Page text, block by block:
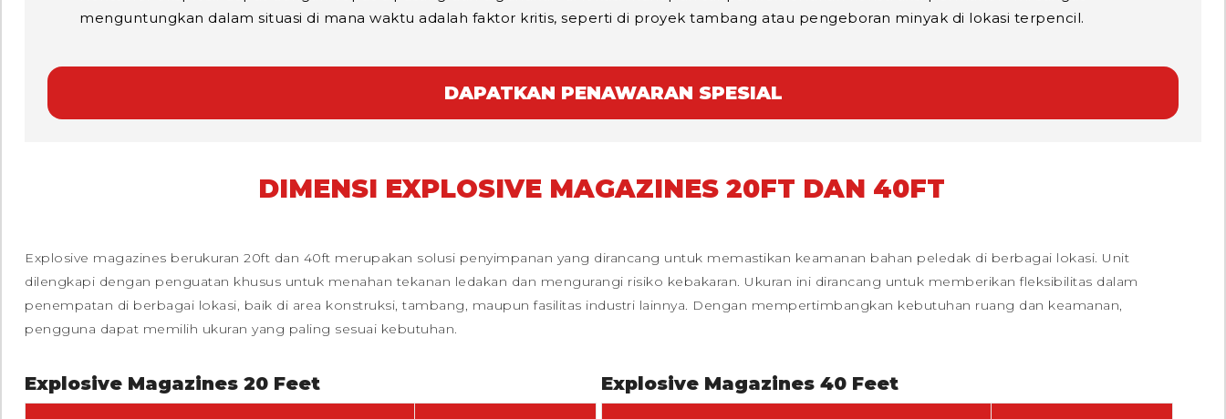
menguntungkan dalam situasi di mana waktu adalah faktor kritis, seperti di proyek tambang atau pengeboran minyak di lokasi terpencil.
DAPATKAN PENAWARAN SPESIAL
DIMENSI EXPLOSIVE MAGAZINES 20FT DAN 40FT
Explosive magazines berukuran 20ft dan 40ft merupakan solusi penyimpanan yang dirancang untuk memastikan keamanan bahan peledak di berbagai lokasi. Unit
dilengkapi dengan penguatan khusus untuk menahan tekanan ledakan dan mengurangi risiko kebakaran. Ukuran ini dirancang untuk memberikan fleksibilitas dalam
penempatan di berbagai lokasi, baik di area konstruksi, tambang, maupun fasilitas industri lainnya. Dengan mempertimbangkan kebutuhan ruang dan keamanan,
pengguna dapat memilih ukuran yang paling sesuai kebutuhan.
Explosive Magazines 20 Feet Explosive Magazines 40 Feet